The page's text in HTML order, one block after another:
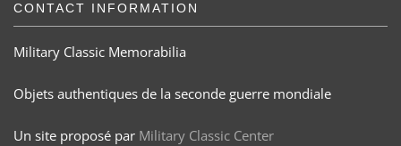
CONTACT INFORMATION
Military Classic Memorabilia
Objets authentiques de la seconde guerre mondiale
Un site proposé par Military Classic Center